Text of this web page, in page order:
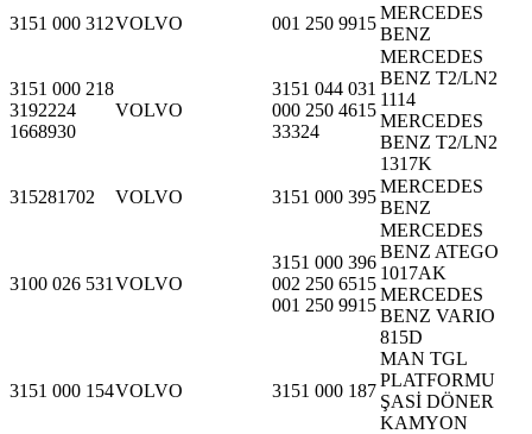
3151 000 312VOLVO 001 250 9915
MERCEDES
BENZ
3151 000 218
3192224
1668930
VOLVO
3151 044 031
000 250 4615
33324
MERCEDES
BENZ T2/LN2
1114
MERCEDES
BENZ T2/LN2
1317K
315281702
VOLVO 3151 000 395
MERCEDES
BENZ
3100 026 531 VOLVO
3151 000 396
002 250 6515
001 250 9915
MERCEDES
BENZ ATEGO
1017AK
MERCEDES
BENZ VARIO
815D
3151 000 154VOLVO 3151 000 187
MAN TGL
PLATFORMU
ŞASİ DÖNER
KAMYON